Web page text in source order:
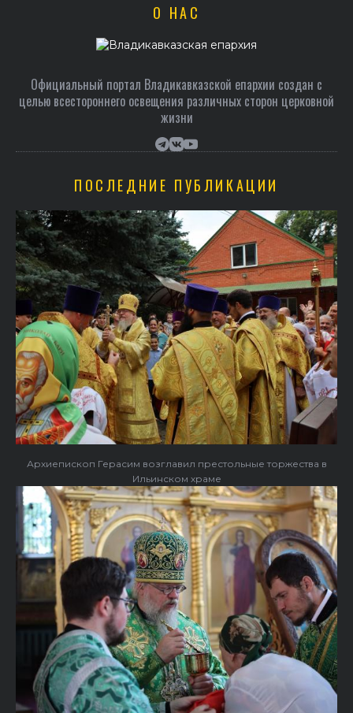
О НАС
Официальный портал Владикавказской епархии создан c
целью всестороннего освещения различных сторон церковной
жизни
ПОСЛЕДНИЕ ПУБЛИКАЦИИ
Архиепископ Герасим возглавил престольные торжества в
Ильинском храме